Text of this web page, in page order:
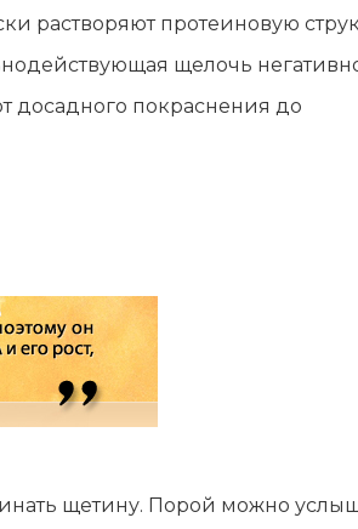
растворяют протеиновую
щелочь
досадного покраснения до
щетину. Порой можно